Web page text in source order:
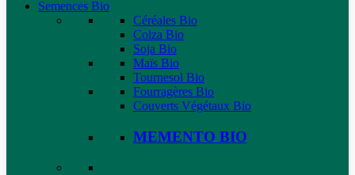
Semences Bio
Céréales Bio
Colza Bio
Soja Bio
Maïs Bio
Tournesol Bio
Fourragères Bio
Couverts Végétaux Bio
MEMENTO BIO